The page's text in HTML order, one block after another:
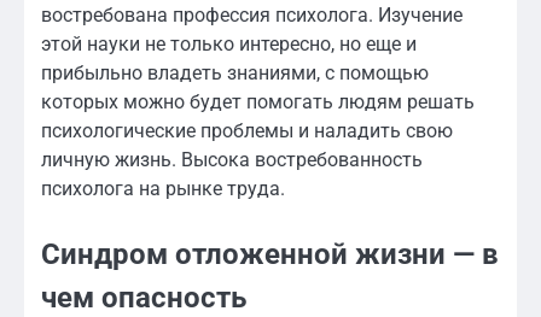
востребована профессия психолога. Изучение
этой науки не только интересно, но еще и
прибыльно владеть знаниями, с помощью
которых можно будет помогать людям решать
психологические проблемы и наладить свою
личную жизнь. Высока востребованность
психолога на рынке труда.
Синдром отложенной жизни — в
чем опасность